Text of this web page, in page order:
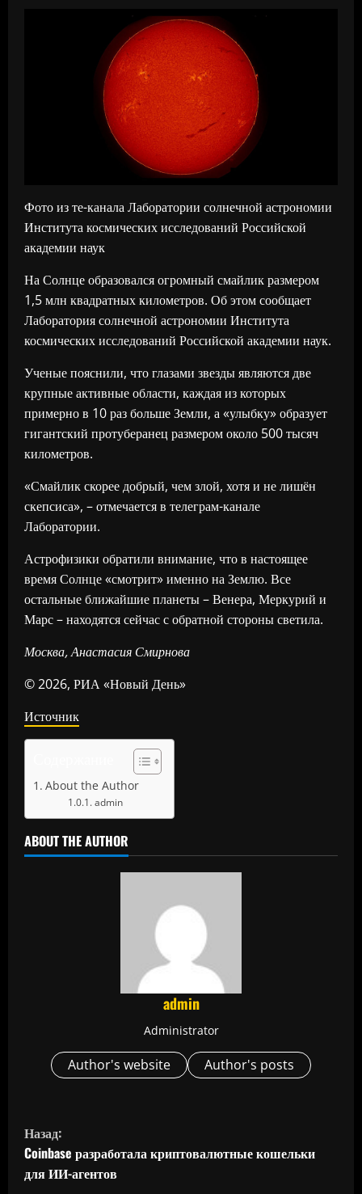
Фото из те-канала Лаборатории солнечной астрономии
Института космических исследований Российской
академии наук
На Солнце образовался огромный смайлик размером
1,5 млн квадратных километров. Об этом сообщает
Лаборатория солнечной астрономии Института
космических исследований Российской академии наук.
Ученые пояснили, что глазами звезды являются две
крупные активные области, каждая из которых
примерно в 10 раз больше Земли, а «улыбку» образует
гигантский протуберанец размером около 500 тысяч
километров.
«Смайлик скорее добрый, чем злой, хотя и не лишён
скепсиса», – отмечается в телеграм-канале
Лаборатории.
Астрофизики обратили внимание, что в настоящее
время Солнце «смотрит» именно на Землю. Все
остальные ближайшие планеты – Венера, Меркурий и
Марс – находятся сейчас с обратной стороны светила.
Москва, Анастасия Смирнова
© 2026, РИА «Новый День»
Источник
About the Author
admin
ABOUT THE AUTHOR
admin
Administrator
Author's website Author's posts
П
р
Назад:
Coinbase разработала криптовалютные кошельки
для ИИ-агентов